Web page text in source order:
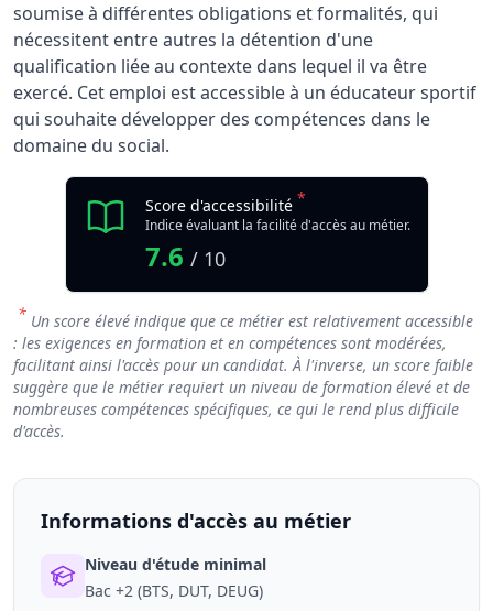
soumise à différentes obligations et formalités, qui
nécessitent entre autres la détention d'une
qualification liée au contexte dans lequel il va être
exercé. Cet emploi est accessible à un éducateur sportif
qui souhaite développer des compétences dans le
domaine du social.
Score d'accessibilité *
Indice évaluant la facilité d'accès au métier.
7.6 / 10
* Un score élevé indique que ce métier est relativement accessible
: les exigences en formation et en compétences sont modérées,
facilitant ainsi l'accès pour un candidat. À l'inverse, un score faible
suggère que le métier requiert un niveau de formation élevé et de
nombreuses compétences spécifiques, ce qui le rend plus difficile
d'accès.
Informations d'accès au métier
Niveau d'étude minimal
Bac +2 (BTS, DUT, DEUG)